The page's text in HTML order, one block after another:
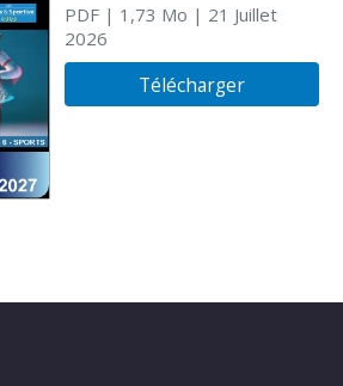
PDF| 1,73 Mo | 21 Juillet
2026
Télécharger